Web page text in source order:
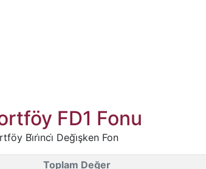
FD1 Fonu
Bi̇ri̇nci̇ Deği̇şken Fon
Toplam Değer